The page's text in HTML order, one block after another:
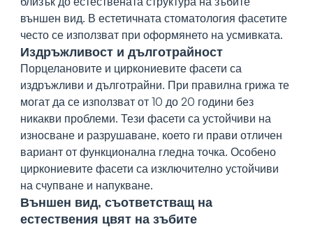
външен вид. В естетичната стоматология фасетите
често се използват при оформянето на усмивката.
Издръжливост и дълготрайност
Порцелановите и циркониевите фасети са
издръжливи и дълготрайни. При правилна грижа те
могат да се използват от 10 до 20 години без
никакви проблеми. Тези фасети са устойчиви на
износване и разрушаване, което ги прави отличен
вариант от функционална гледна точка. Особено
циркониевите фасети са изключително устойчиви
на счупване и напукване.
Външен вид, съответстващ на
естествения цвят на зъбите